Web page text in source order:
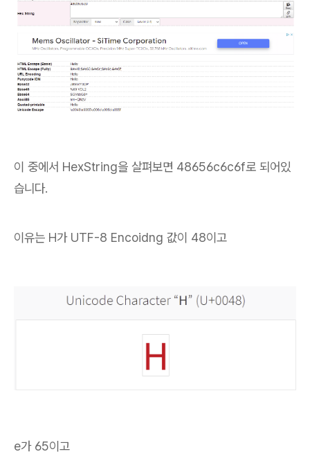
이 중에서 HexString을 살펴보면 48656c6c6f로 되어있
습니다.
이유는 H가 UTF-8 Encoidng 값이 48이고
e가 65이고